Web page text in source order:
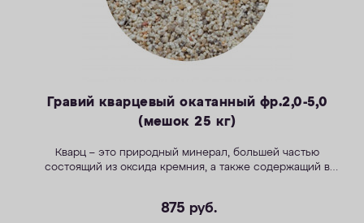
Гравий кварцевый окатанный фр.2,0-5,0
(мешок 25 кг)
Кварц – это природный минерал, большей частью
состоящий из оксида кремния, а также содержащий в
875 руб.